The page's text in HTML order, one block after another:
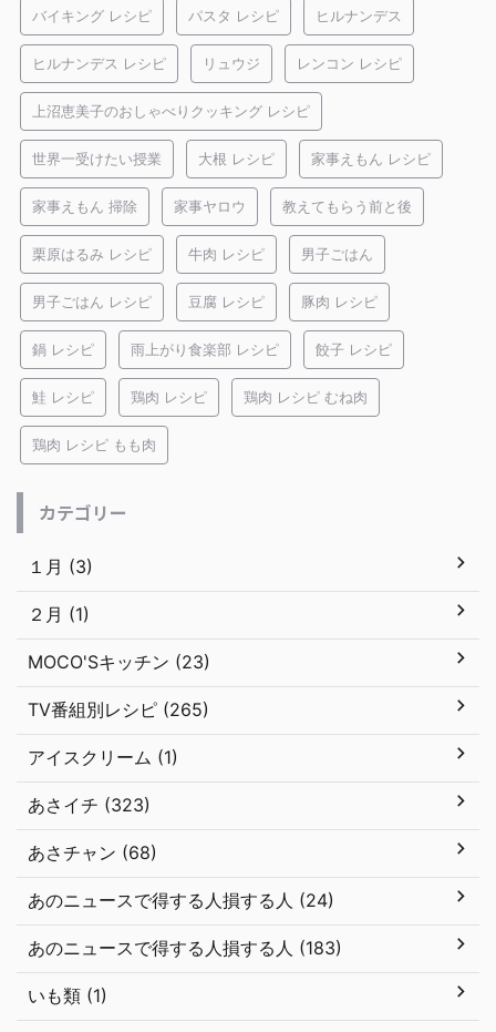
バイキング レシピ パスタ レシピ ヒルナンデス
ヒルナンデス レシピ リュウジ レンコン レシピ
上沼恵美子のおしゃべりクッキング レシピ
世界一受けたい授業 大根 レシピ 家事えもん レシピ
家事えもん 掃除 家事ヤロウ 教えてもらう前と後
栗原はるみ レシピ 牛肉 レシピ 男子ごはん
男子ごはん レシピ 豆腐 レシピ 豚肉 レシピ
鍋 レシピ 雨上がり食楽部 レシピ 餃子 レシピ
鮭 レシピ 鶏肉 レシピ 鶏肉 レシピ むね肉
鶏肉 レシピ もも肉
カテゴリー
１月 (3)
２月 (1)
MOCO'Sキッチン (23)
TV番組別レシピ (265)
アイスクリーム (1)
あさイチ (323)
あさチャン (68)
あのニュースで得する人損する人 (24)
あのニュースで得する人損する人 (183)
いも類 (1)